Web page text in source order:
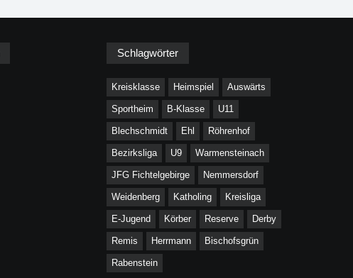
Schlagwörter
Kreisklasse Heimspiel Auswärts
Sportheim B-Klasse U11
Blechschmidt Ehl Röhrenhof
Bezirksliga U9 Warmensteinach
JFG Fichtelgebirge Nemmersdorf
Weidenberg Katholing Kreisliga
E-Jugend Körber Reserve Derby
Remis Herrmann Bischofsgrün
Rabenstein